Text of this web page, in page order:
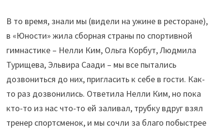
В то время, знали мы (видели на ужине в ресторане),
в «Юности» жила сборная страны по спортивной
гимнастике – Нелли Ким, Ольга Корбут, Людмила
Турищева, Эльвира Саади – мы все пытались
дозвониться до них, пригласить к себе в гости. Как-
то раз дозвонились. Ответила Нелли Ким, но пока
кто-то из нас что-то ей заливал, трубку вдруг взял
тренер спортсменок, и мы сочли за благо побыстрее